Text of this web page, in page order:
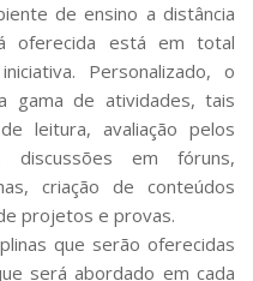
de ensino a distância
oferecida está em total
Personalizado, o
gama de atividades, tais
leitura, avaliação pelos
discussões em fóruns,
criação de conteúdos
projetos e provas.
que serão oferecidas
será abordado em cada